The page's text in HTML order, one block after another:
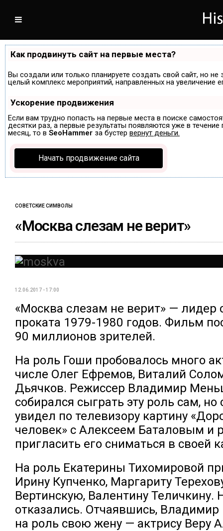
Как продвинуть сайт на первые места?
Вы создали или только планируете создать свой сайт, но
целый комплекс мероприятий, направленных на
Ускорение продвижения
Если вам трудно попасть на первые места в поиске
десятки раз, а первые результаты появляются уже в
месяц, то в SeoHammer за бустер вернут деньги.
Начать продвижение сайта
СОВЕТСКИЕ СИМВОЛЫ
«Москва слезам не верит»
12.06.2017 - 17:00
«Москва слезам не верит» — лидер
проката 1979-1980 годов. Фильм
90 миллионов зрителей.
На роль Гоши пробовалось много
числе Олег Ефремов, Виталий
Дьячков. Режиссер Владимир
собирался сыграть эту роль сам, но
увидел по телевизору картину
человек» с Алексеем Баталовым и
пригласить его сниматься в своей
На роль Екатерины Тихомировой
Ирину Купченко, Маргариту
Вертинскую, Валентину Теличкину.
отказались. Отчаявшись,
на роль свою жену — актрису Веру